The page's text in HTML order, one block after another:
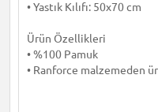
• Yastık Kılıfı: 50x70 cm
Ürün Özellikleri
• %100 Pamuk
• Ranforce malzemeden